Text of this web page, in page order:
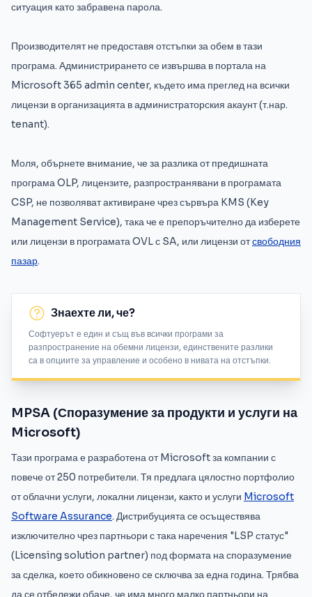
ситуация като забравена парола.
Производителят не предоставя отстъпки за обем в тази
програма. Администрирането се извършва в портала на
Microsoft 365 admin center, където има преглед на всички
лицензи в организацията в администраторския акаунт (т.нар.
tenant).
Моля, обърнете внимание, че за разлика от предишната
програма OLP, лицензите, разпространявани в програмата
CSP, не позволяват активиране чрез сървъра KMS (Key
Management Service), така че е препоръчително да изберете
или лицензи в програмата OVL с SA, или лицензи отсвободния
пазар.
Знаехте ли, че?
Софтуерът е един и същ във всички програми за
разпространение на обемни лицензи, единствените разлики
са в опциите за управление и особено в нивата на отстъпки.
MPSA (Споразумение за продукти и услуги на
Microsoft)
Тази програма е разработена от Microsoft за компании с
повече от 250 потребители. Тя предлага цялостно портфолио
от облачни услуги, локални лицензи, както и услуги Microsoft
Software Assurance. Дистрибуцията се осъществява
изключително чрез партньори с така наречения "LSP статус"
(Licensing solution partner) под формата на споразумение
за сделка, което обикновено се сключва за една година. Трябва
да се отбележи обаче, че има много малко партньори на